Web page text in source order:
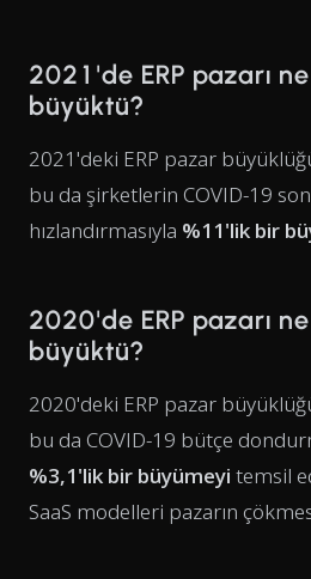
2021'de ERP pazarı
büyüktü?
2021'deki ERP pazar
bu da şirketlerin COVID-19
hızlandırmasıyla %11'lik bir
2020'de ERP pazarı
büyüktü?
2020'deki ERP pazar
bu da COVID-19 bütçe
%3,1'lik bir büyümeyi temsil
SaaS modelleri pazarın